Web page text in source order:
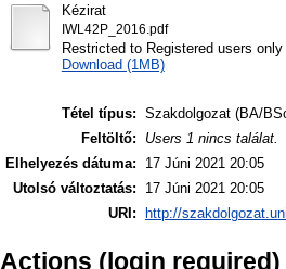
Kézirat
IWL42P_2016.pdf
Restricted to Registered users only
Download (1MB)
Tétel típus: Szakdolgozat (BA/
Feltöltő:
Users 1 nincs találat.
Elhelyezés dátuma:
17 Júni 2021 20:05
Utolsó változtatás:
17 Júni 2021 20:05
URI:
http://
Actions (login required)